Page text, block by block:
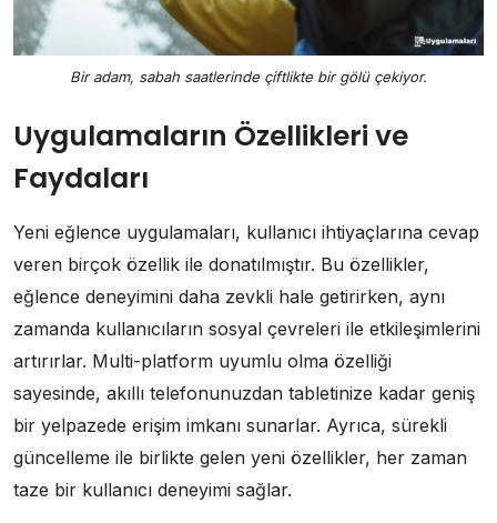
Bir adam, sabah saatlerinde çiftlikte bir gölü çekiyor.
Uygulamaların Özellikleri ve
Faydaları
Yeni eğlence uygulamaları, kullanıcı ihtiyaçlarına cevap
veren birçok özellik ile donatılmıştır. Bu özellikler,
eğlence deneyimini daha zevkli hale getirirken, aynı
zamanda kullanıcıların sosyal çevreleri ile etkileşimlerini
artırırlar. Multi-platform uyumlu olma özelliği
sayesinde, akıllı telefonunuzdan tabletinize kadar geniş
bir yelpazede erişim imkanı sunarlar. Ayrıca, sürekli
güncelleme ile birlikte gelen yeni özellikler, her zaman
taze bir kullanıcı deneyimi sağlar.